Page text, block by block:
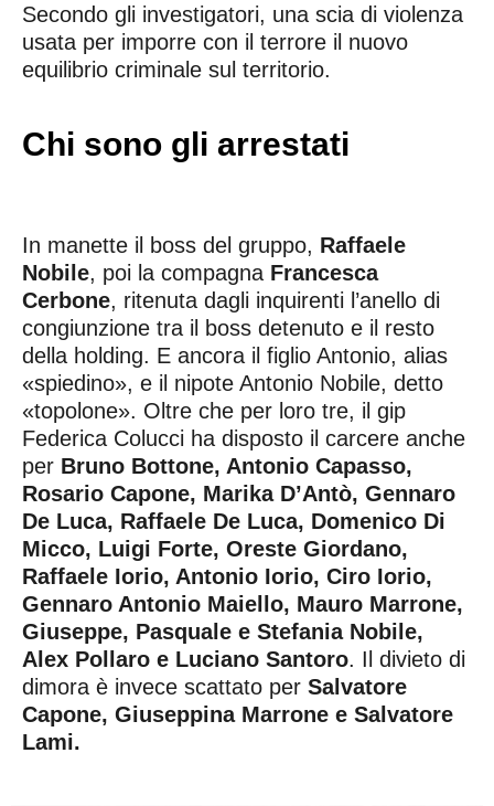
Secondo gli investigatori, una scia di violenza
usata per imporre con il terrore il nuovo
equilibrio criminale sul territorio.
Chi sono gli arrestati
In manette il boss del gruppo, Raffaele
Nobile, poi la compagna Francesca
Cerbone, ritenuta dagli inquirenti l’anello di
congiunzione tra il boss detenuto e il resto
della holding. E ancora il figlio Antonio, alias
«spiedino», e il nipote Antonio Nobile, detto
«topolone». Oltre che per loro tre, il gip
Federica Colucci ha disposto il carcere anche
per Bruno Bottone, Antonio Capasso,
Rosario Capone, Marika D’Antò, Gennaro
De Luca, Raffaele De Luca, Domenico Di
Micco, Luigi Forte, Oreste Giordano,
Raffaele Iorio, Antonio Iorio, Ciro Iorio,
Gennaro Antonio Maiello, Mauro Marrone,
Giuseppe, Pasquale e Stefania Nobile,
Alex Pollaro e Luciano Santoro. Il divieto di
dimora è invece scattato per Salvatore
Capone, Giuseppina Marrone e Salvatore
Lami.